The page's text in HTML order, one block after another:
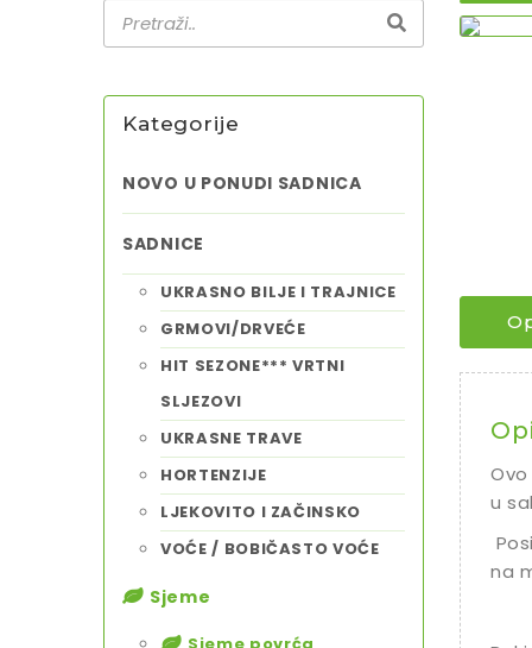
Kategorije
NOVO U PONUDI SADNICA
SADNICE
UKRASNO BILJE I TRAJNICE
GRMOVI/DRVEĆE
HIT SEZONE*** VRTNI
SLJEZOVI
UKRASNE TRAVE
HORTENZIJE
LJEKOVITO I ZAČINSKO
VOĆE / BOBIČASTO VOĆE
Sjeme
u
na